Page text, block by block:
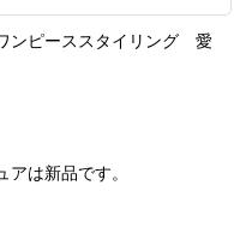
ンピーススタイリング 愛
は新品です。